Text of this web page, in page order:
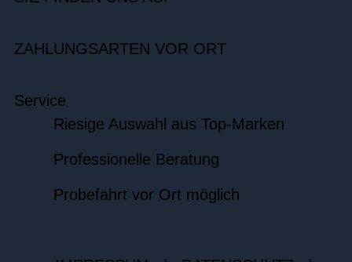
ZAHLUNGSARTEN VOR ORT
Service
Riesige Auswahl aus Top-Marken
Professionelle Beratung
Probefahrt vor Ort möglich